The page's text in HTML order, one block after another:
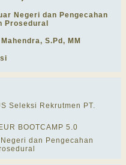
Negeri dan Pengecahan
Prosedural
S.Pd, MM
Seleksi Rekrutmen PT.
BOOTCAMP 5.0
dan Pengecahan